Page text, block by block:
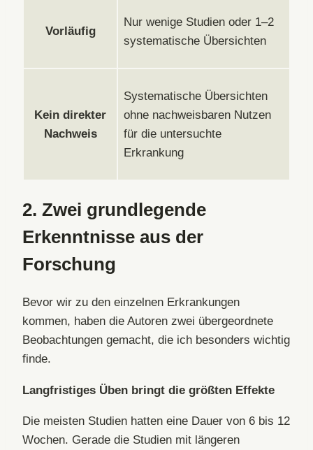
Vorläufig
Nur wenige Studien oder 1–2
systematische Übersichten
Kein direkter
Nachweis
Systematische Übersichten
ohne nachweisbaren Nutzen
für die untersuchte
Erkrankung
2. Zwei grundlegende
Erkenntnisse aus der
Forschung
Bevor wir zu den einzelnen Erkrankungen
kommen, haben die Autoren zwei übergeordnete
Beobachtungen gemacht, die ich besonders wichtig
finde.
Langfristiges Üben bringt die größten Effekte
Die meisten Studien hatten eine Dauer von 6 bis 12
Wochen. Gerade die Studien mit längeren